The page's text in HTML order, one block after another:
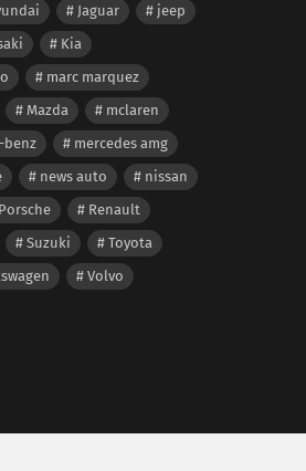
Jaguar
jeep
Kia
marc marquez
Mazda
mclaren
benz
mercedes amg
news auto
nissan
Porsche
Renault
Suzuki
Toyota
Volvo